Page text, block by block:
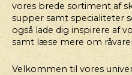
vores brede sortiment af
supper samt specialiteter
også lade dig inspirere af
samt læse mere om
Velkommen til vores